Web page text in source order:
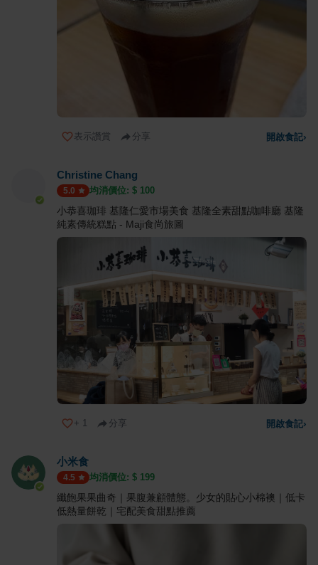
表示讚賞 分享 開啟食記›
Christine Chang
5.0 均消價位: $ 100
小恭喜珈琲 基隆仁愛市場美食 基隆全素甜點咖啡廳 基隆
純素傳統糕點 - Maji食尚旅圖
+ 1 分享 開啟食記›
小米食
4.5 均消價位: $ 199
纖飽果果曲奇｜果腹兼顧體態。少女的貼心小棉襖｜低卡
低熱量餅乾｜宅配美食甜點推薦